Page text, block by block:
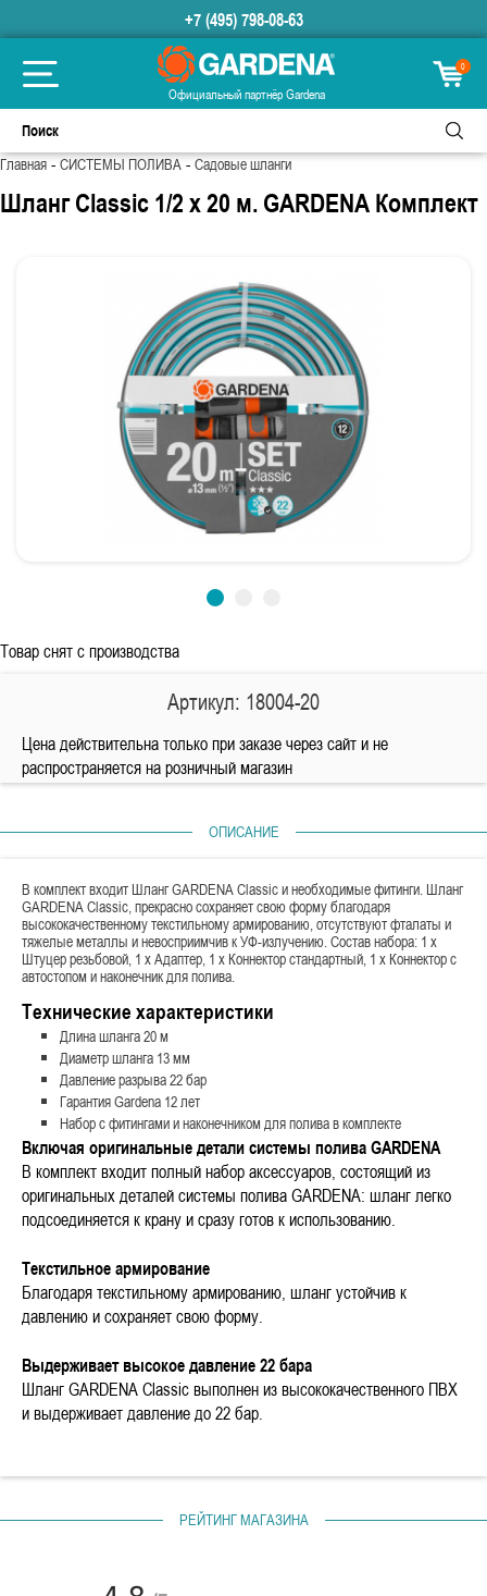
+7 (495) 798-08-63
Официальный партнёр Gardena
0
Главная-СИСТЕМЫ ПОЛИВА-Садовые шланги
Шланг Classic 1/2 х 20 м. GARDENA Комплект
Товар снят с производства
Артикул: 18004-20
Цена действительна только при заказе через сайт и не
распространяется на розничный магазин
ОПИСАНИЕ
В комплект входит Шланг GARDENA Classic и необходимые фитинги. Шланг
GARDENA Classic, прекрасно сохраняет свою форму благодаря
высококачественному текстильному армированию, отсутствуют фталаты и
тяжелые металлы и невосприимчив к УФ-излучению. Состав набора: 1 х
Штуцер резьбовой, 1 х Адаптер, 1 х Коннектор стандартный, 1 х Коннектор с
автостопом и наконечник для полива.
Технические характеристики
Длина шланга 20 м
Диаметр шланга 13 мм
Давление разрыва 22 бар
Гарантия Gardena 12 лет
Набор с фитингами и наконечником для полива в комплекте
Включая оригинальные детали системы полива GARDENA
В комплект входит полный набор аксессуаров, состоящий из
оригинальных деталей системы полива GARDENA: шланг легко
подсоединяется к крану и сразу готов к использованию.
Текстильное армирование
Благодаря текстильному армированию, шланг устойчив к
давлению и сохраняет свою форму.
Выдерживает высокое давление 22 бара
Шланг GARDENA Classic выполнен из высококачественного ПВХ
и выдерживает давление до 22 бар.
РЕЙТИНГ МАГАЗИНА